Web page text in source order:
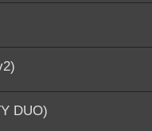
DUO)